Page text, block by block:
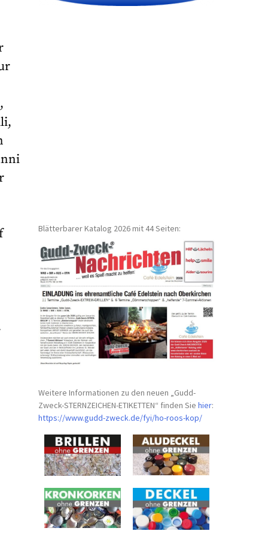
Blätterbarer Katalog 2026 mit 44 Seiten:
Weitere Informationen zu den neuen „Gudd-
Zweck-STERNZEICHEN-ETIKETTEN“ finden Siehier:
https://www.gudd-zweck.de/fyi/ho-roos-kop/